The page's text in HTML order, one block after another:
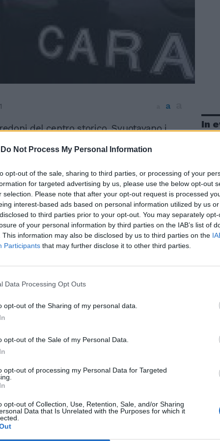
Do Not Process My Personal Information
opt-out of the sale, sharing to third parties, or processing of your
for targeted advertising by us, please use the below opt-out
selection. Please note that after your opt-out request is processed
interest-based ads based on personal information utilized by us
to third parties prior to your opt-out. You may separately
of your personal information by third parties on the IAB’s list of
This information may also be disclosed by us to third parties on the
Participants that may further disclose it to other third parties.
Data Processing Opt Outs
opt-out of the Sharing of my personal data.
opt-out of the Sale of my Personal Data.
opt-out of processing my Personal Data for Targeted
opt-out of Collection, Use, Retention, Sale, and/or Sharing
Data that Is Unrelated with the Purposes for which it
a
del centro storico. Svuotavano i
messi a segno negli anni 2008 e 2009 tra
via del Corso e via Belsiana (con un
un milione di euro) e un anno di
giorno i carabinieri della Compagnia
hanno portato a termine l'operazione
In tutto undici persone: quattro
due polacche e cinque italiani, due
Tra i promotori anche Mario Arciero, 46
d'esperienza, dal colpo al caveau
nel '99, sino al furto nell'argenteria di
ai tredici dai tabulati telefonici, notando i
Tre banditi scegliavano gli obiettivi
i negozi con serrande e
Tutto avveniva in un minuto,
dell'allarme, convinti che in
nessuno sarebbe arrivato a
Due scassinavano e quattro ripulivano la
di loro anche una donna. A volto
alle mani, entravano, toglievano gli
e li gettavano a terra. Fatto il
la merce e la mettevano a
stesse auto rubate usate per arrivare sul
In
Trump, Meloni e la strategia